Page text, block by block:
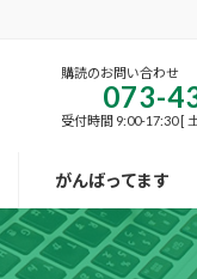
購読のお問い合わせ
073-
受付時間 9:00-17:30 [
がんばってます